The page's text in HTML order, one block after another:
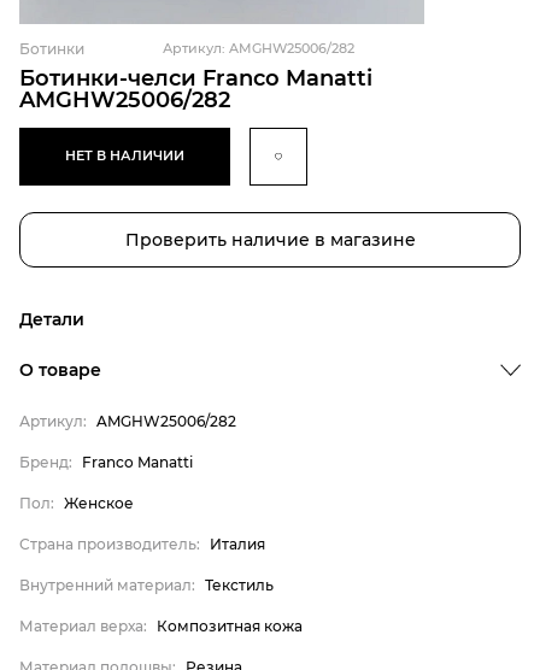
Ботинки-челси Franco Manatti
AMGHW25006/282
Ботинки Артикул: AMGHW25006/282
НЕТ В НАЛИЧИИ
Проверить наличие в магазине
Детали
О товаре
Артикул: AMGHW25006/282
Бренд: Franco Manatti
Пол: Женское
Страна производитель: Италия
Внутренний материал: Текстиль
Материал верха: Композитная кожа